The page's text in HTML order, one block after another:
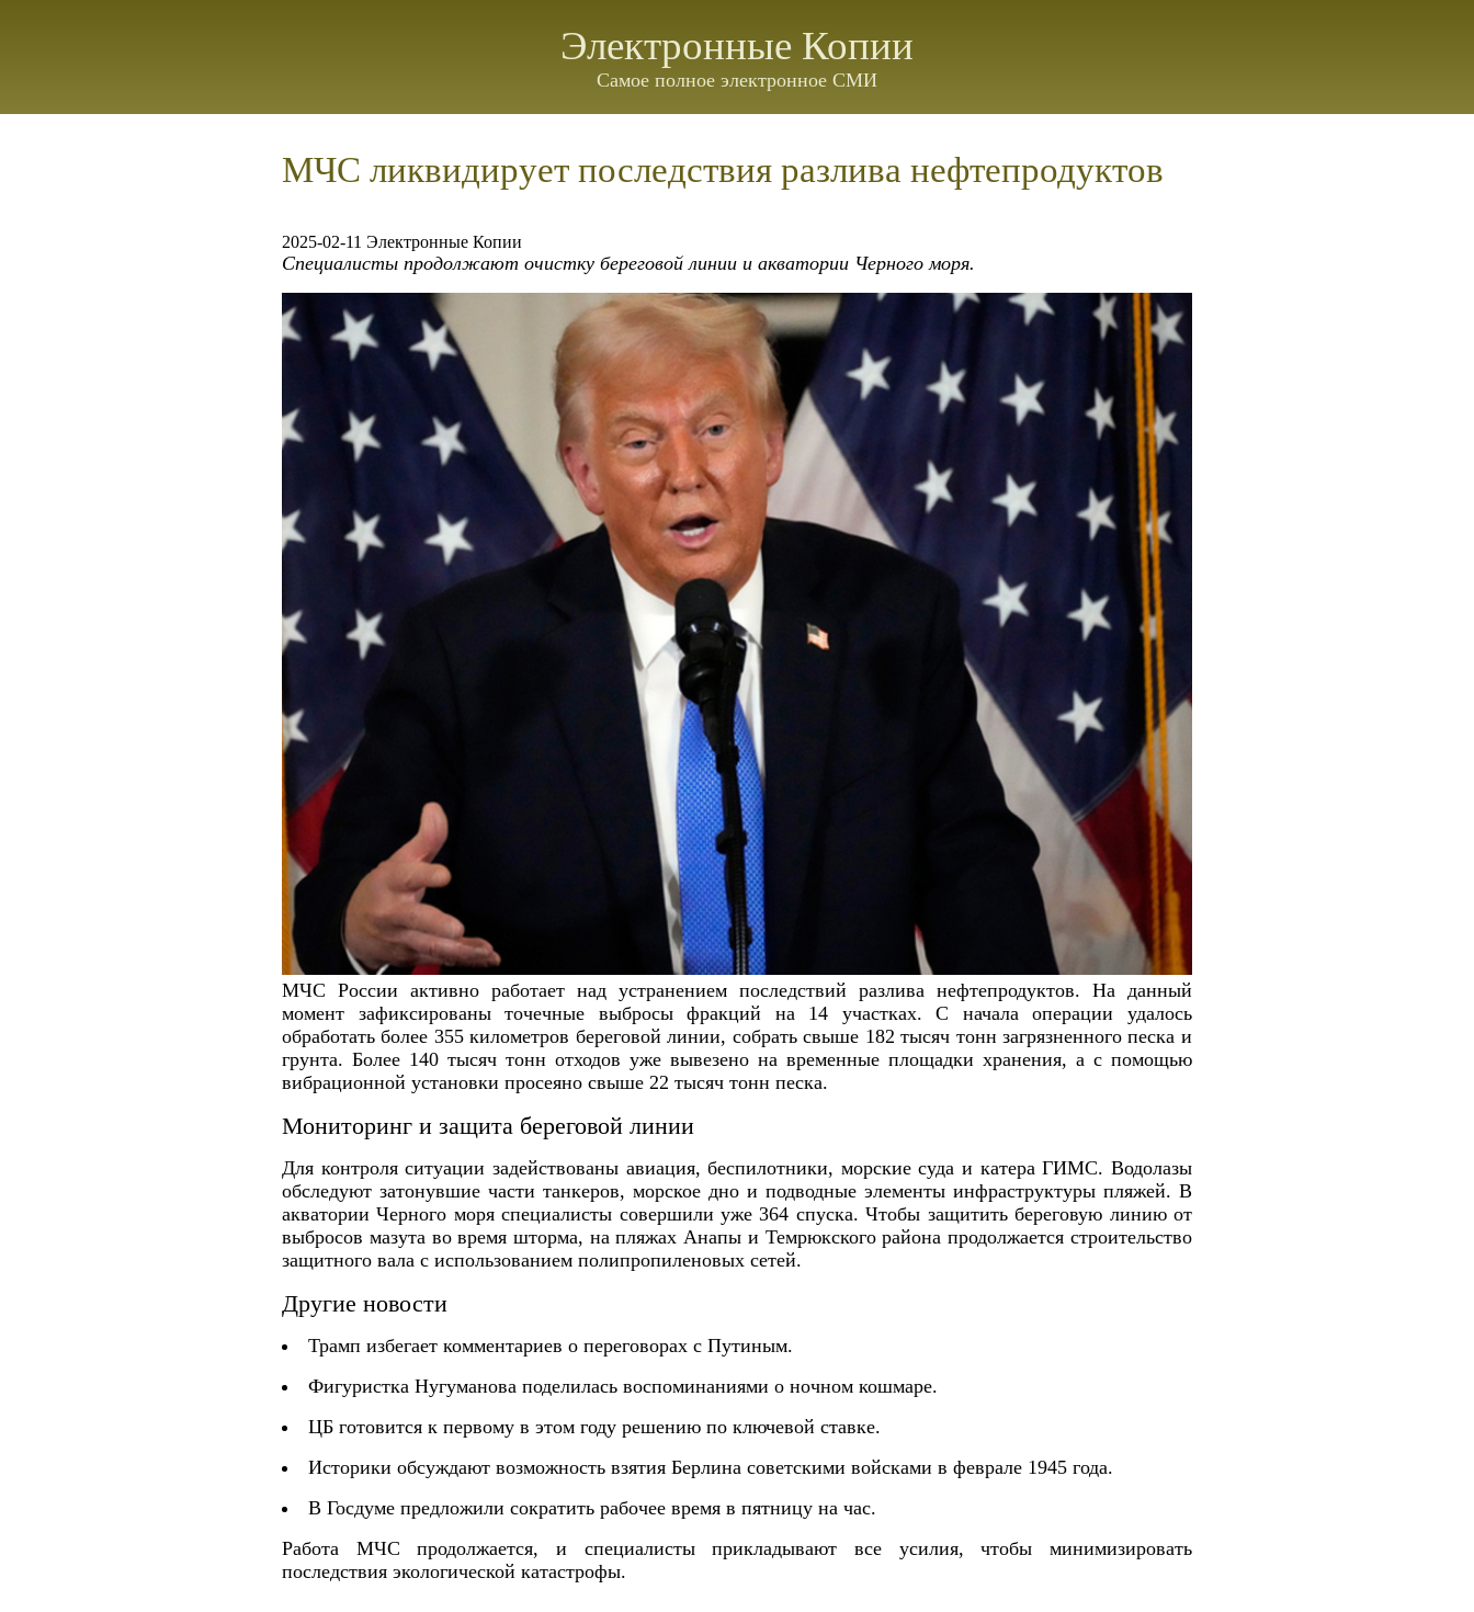
Электронные Копии
Самое полное электронное СМИ
МЧС ликвидирует последствия разлива нефтепродуктов
2025-02-11 Электронные Копии
Специалисты продолжают очистку береговой линии и акватории Черного моря.
МЧС России активно работает над устранением последствий разлива нефтепродуктов. На данный
момент зафиксированы точечные выбросы фракций на 14 участках. С начала операции удалось
обработать более 355 километров береговой линии, собрать свыше 182 тысяч тонн загрязненного песка и
грунта. Более 140 тысяч тонн отходов уже вывезено на временные площадки хранения, а с помощью
вибрационной установки просеяно свыше 22 тысяч тонн песка.
Мониторинг и защита береговой линии
Для контроля ситуации задействованы авиация, беспилотники, морские суда и катера ГИМС. Водолазы
обследуют затонувшие части танкеров, морское дно и подводные элементы инфраструктуры пляжей. В
акватории Черного моря специалисты совершили уже 364 спуска. Чтобы защитить береговую линию от
выбросов мазута во время шторма, на пляжах Анапы и Темрюкского района продолжается строительство
защитного вала с использованием полипропиленовых сетей.
Другие новости
Трамп избегает комментариев о переговорах с Путиным.
Фигуристка Нугуманова поделилась воспоминаниями о ночном кошмаре.
ЦБ готовится к первому в этом году решению по ключевой ставке.
Историки обсуждают возможность взятия Берлина советскими войсками в феврале 1945 года.
В Госдуме предложили сократить рабочее время в пятницу на час.
Работа МЧС продолжается, и специалисты прикладывают все усилия, чтобы минимизировать
последствия экологической катастрофы.